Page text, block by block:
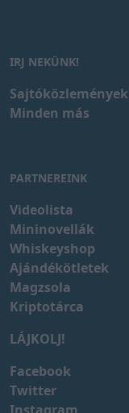
IRJ NEKÜNK!
Sajtóközlemények
Minden más
PARTNEREINK
Videolista
Mininovellák
Whiskeyshop
Ajándékötletek
Magzsola
Kriptotárca
LÁJKOLJ!
Facebook
Twitter
Instagram